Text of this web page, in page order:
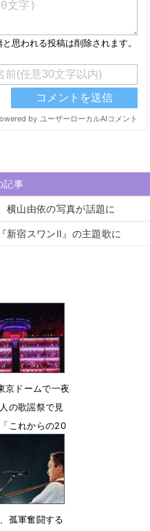
記事
横山由依の写真が話題に
新宿スワンII』の主題歌に
京ドームで一夜
の歌謡祭で見
これからの20
孤軍奮闘する